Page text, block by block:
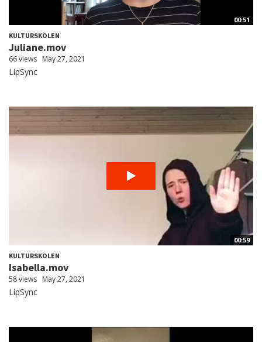
00:51
KULTURSKOLEN
Juliane.mov
66 views May 27, 2021
LipSync
00:59
KULTURSKOLEN
Isabella.mov
58 views May 27, 2021
LipSync